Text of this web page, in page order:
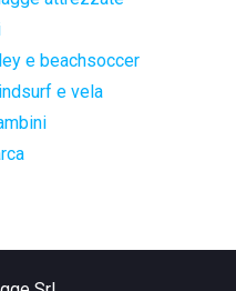
e beachsoccer
e vela